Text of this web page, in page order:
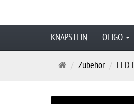
KNAPSTEIN OLIGO
S
Zubehör LED